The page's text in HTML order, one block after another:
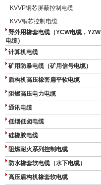
KVVP铜芯屏蔽控制电缆
KVV铜芯控制电缆
野外用橡套电缆（YCW电缆，YZW
电缆）
计算机电缆
矿用防暴电缆（矿用信号电缆）
盾构机高压橡套扁平软电缆
阻燃高压电力电缆
通讯电缆
低烟低卤电缆
硅橡胶电缆
阻燃耐火系列控制电缆
防水橡套软电缆（水下电缆）
高压盾构机橡套软电缆